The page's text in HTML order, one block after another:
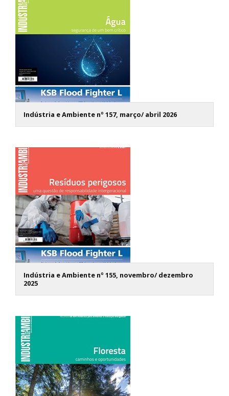
Indústria e Ambiente nº 157, março/ abril 2026
Indústria e Ambiente nº 155, novembro/ dezembro
2025